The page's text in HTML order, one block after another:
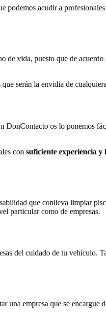
acudir a
de vida, puesto que de
serán la envidia de
os lo ponemos
con suficiente experiencia y
que conlleva limpiar
particular como de empresas.
del cuidado de tu vehículo.
una empresa que se encargue